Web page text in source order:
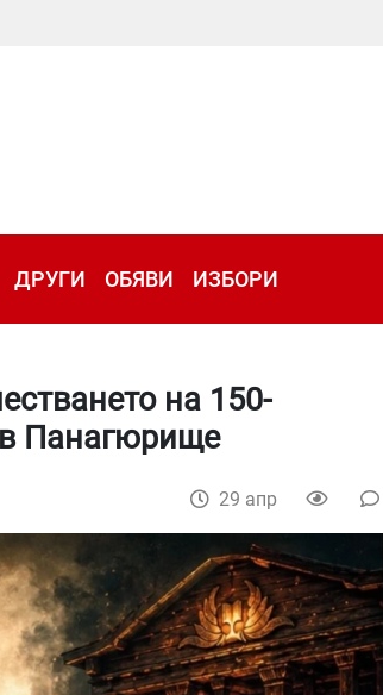
ДРУГИ ОБЯВИ ИЗБОРИ
на 150-
Панагюрище
29 апр